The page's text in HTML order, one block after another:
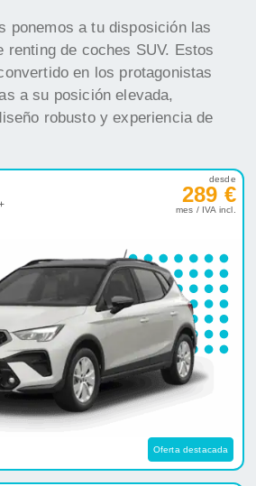
ponemos a tu disposición las
renting de coches SUV. Estos
en los protagonistas
a su posición elevada,
robusto y experiencia de
desde
289 €
mes / IVA incl.
Oferta destacada